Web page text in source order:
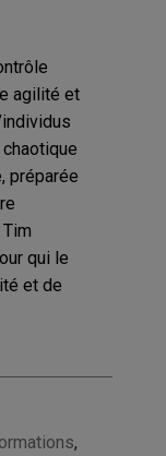
agilité et
préparée
qui le
et de
,